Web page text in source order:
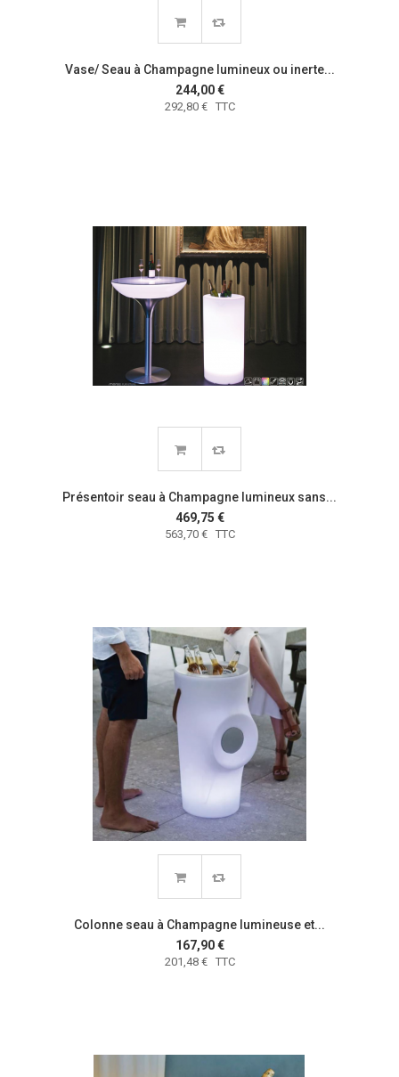
Vase/ Seau à Champagne lumineux ou inerte...
244,00 €
292,80 € TTC
Présentoir seau à Champagne lumineux sans...
469,75 €
563,70 € TTC
Colonne seau à Champagne lumineuse et...
167,90 €
201,48 € TTC